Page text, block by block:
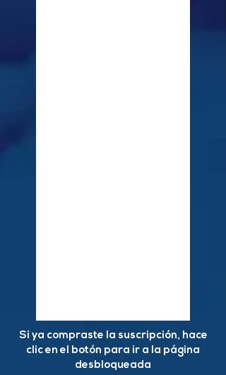
Si ya compraste la suscripción, hace
clic en el botón para ir a la página
desbloqueada